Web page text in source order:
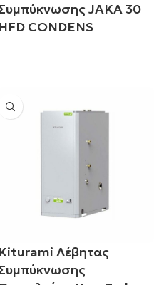
JAKA 30
HFD CONDENS
Kiturami Λέβητας